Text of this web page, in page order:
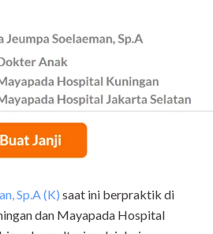
Sp.A (K) saat ini berpraktik di
dan Mayapada Hospital